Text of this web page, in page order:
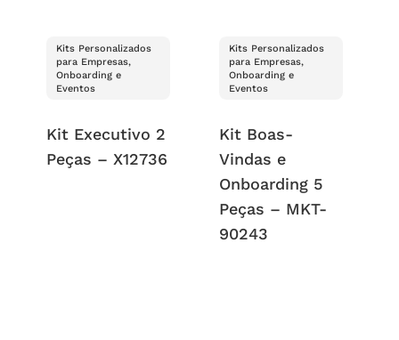
Kits Personalizados
para Empresas,
Onboarding e
Eventos
Kit Executivo 2
Peças – X12736
Kits Personalizados
para Empresas,
Onboarding e
Eventos
Kit Boas-
Vindas e
Onboarding 5
Peças – MKT-
90243